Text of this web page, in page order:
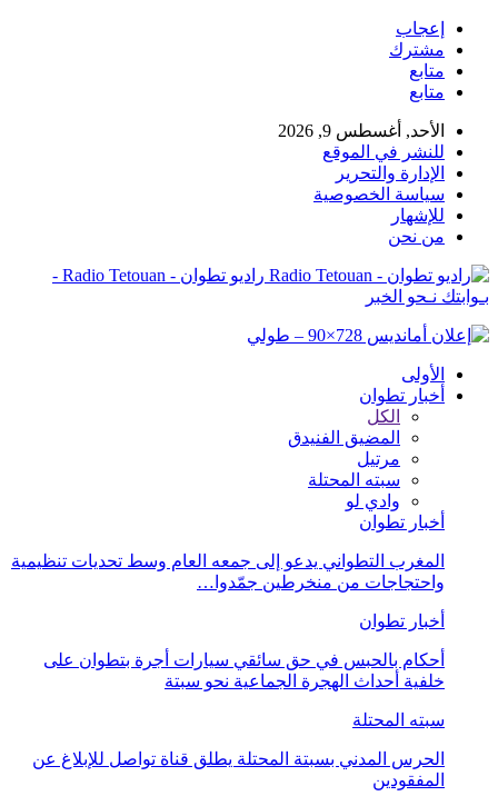
إعجاب
مشترك
متابع
متابع
الأحد, أغسطس 9, 2026
للنشر في الموقع
الإدارة والتحرير
سياسة الخصوصية
للإشهار
من نحن
راديو تطوان - Radio Tetouan -
بـوابتك نـحو الخبر
الأولى
أخبار تطوان
الكل
المضيق الفنيدق
مرتيل
سبته المحتلة
وادي لو
أخبار تطوان
المغرب التطواني يدعو إلى جمعه العام وسط تحديات تنظيمية
واحتجاجات من منخرطين جمّدوا…
أخبار تطوان
أحكام بالحبس في حق سائقي سيارات أجرة بتطوان على
خلفية أحداث الهجرة الجماعية نحو سبتة
سبته المحتلة
الحرس المدني بسبتة المحتلة يطلق قناة تواصل للإبلاغ عن
المفقودين